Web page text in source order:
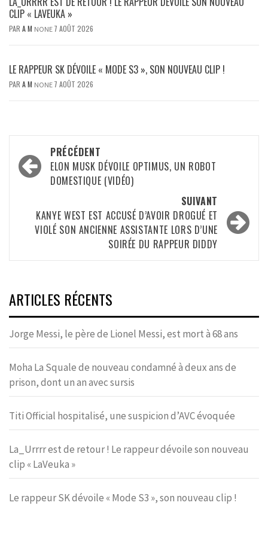
CLIP « LAVEUKA »
PAR A M NONE 7 AOÛT 2026
LE RAPPEUR SK DÉVOILE « MODE S3 », SON NOUVEAU CLIP !
PAR A M NONE 7 AOÛT 2026
Navigation
d’article
PRÉCÉDENT
ELON MUSK DÉVOILE OPTIMUS, UN ROBOT
DOMESTIQUE (VIDÉO)
SUIVANT
KANYE WEST EST ACCUSÉ D’AVOIR DROGUÉ ET
VIOLÉ SON ANCIENNE ASSISTANTE LORS D’UNE
SOIRÉE DU RAPPEUR DIDDY
ARTICLES RÉCENTS
Jorge Messi, le père de Lionel Messi, est mort à 68 ans
Moha La Squale de nouveau condamné à deux ans de
prison, dont un an avec sursis
Titi Official hospitalisé, une suspicion d’AVC évoquée
La_Urrrr est de retour ! Le rappeur dévoile son nouveau
clip « LaVeuka »
Le rappeur SK dévoile « Mode S3 », son nouveau clip !